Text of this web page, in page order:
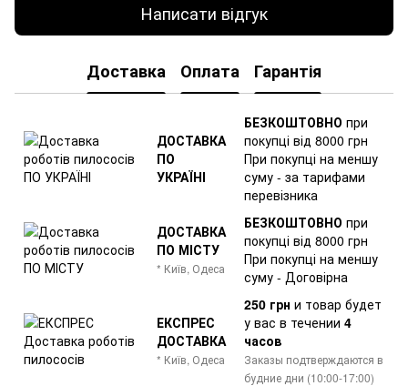
Написати відгук
Доставка Оплата Гарантія
ДОСТАВКА
ПО
УКРАЇНІ
БЕЗКОШТОВНО при
покупці від 8000 грн
При покупці на меншу
суму - за тарифами
перевізника
ДОСТАВКА
ПО МІСТУ
* Київ, Одеса
БЕЗКОШТОВНО при
покупці від 8000 грн
При покупці на меншу
суму - Договірна
ЕКСПРЕС
ДОСТАВКА
* Київ, Одеса
250 грн и товар будет
у вас в течении 4
часов
Заказы подтверждаются в
будние дни (10:00-17:00)